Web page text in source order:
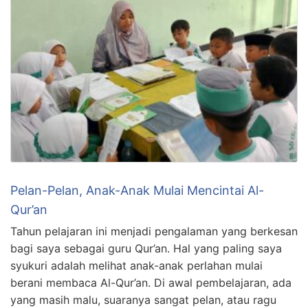
Pelan-Pelan, Anak-Anak Mulai Mencintai Al-
Qur’an
Tahun pelajaran ini menjadi pengalaman yang berkesan
bagi saya sebagai guru Qur’an. Hal yang paling saya
syukuri adalah melihat anak-anak perlahan mulai
berani membaca Al-Qur’an. Di awal pembelajaran, ada
yang masih malu, suaranya sangat pelan, atau ragu